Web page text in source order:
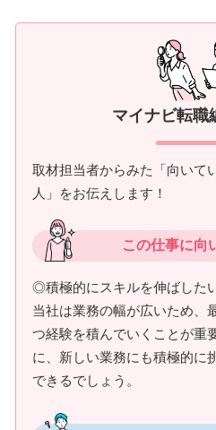
マイナビ転職
取材担当者からみた「向いて
人」をお伝えします！
この仕事に向
◎積極的にスキルを伸ばした
当社は業務の幅が広いため、
つ経験を積んでいくことが重
に、新しい業務にも積極的に
できるでしょう。